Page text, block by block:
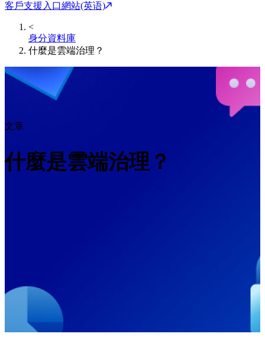
客戶支援入口網站(英语)
<
身分資料庫
什麼是雲端治理？
文章
什麼是雲端治理？